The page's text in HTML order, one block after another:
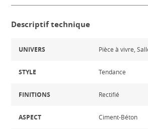
Descriptif technique
UNIVERS Pièce à vivre,
STYLE Tendance
FINITIONS Rectifié
ASPECT Ciment-Béton